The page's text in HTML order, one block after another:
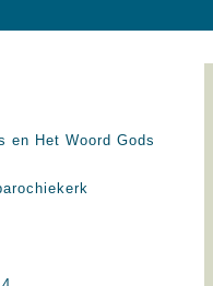
en Het Woord Gods